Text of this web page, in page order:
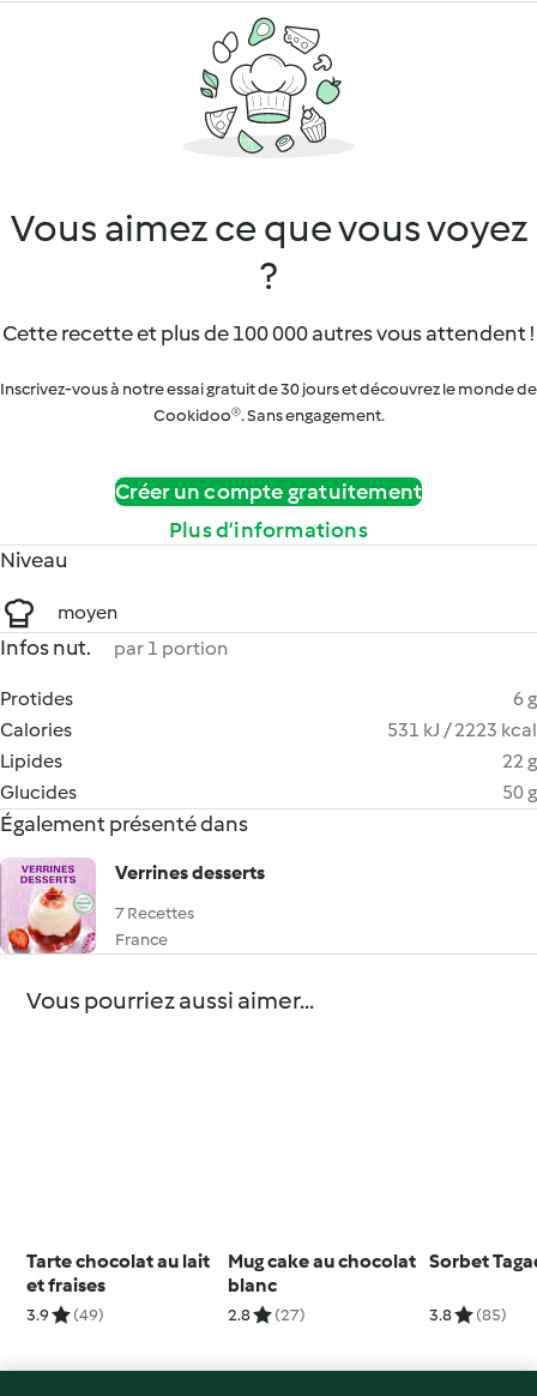
Vous aimez ce que vous voyez
?
Cette recette et plus de 100 000 autres vous attendent !
Inscrivez-vous à notre essai gratuit de 30 jours et découvrez le monde de
Cookidoo®. Sans engagement.
Créer un compte gratuitement
Plus d’informations
Niveau
moyen
Infos nut. par 1 portion
Protides
6 g
Calories
531 kJ / 2223 kcal
Lipides
22 g
Glucides
50 g
Également présenté dans
Verrines desserts
7 Recettes
France
Vous pourriez aussi aimer...
Tarte chocolat au lait
et fraises
3.9 (49)
Mug cake au chocolat
blanc
2.8 (27)
Sorbet
3.8 (85)